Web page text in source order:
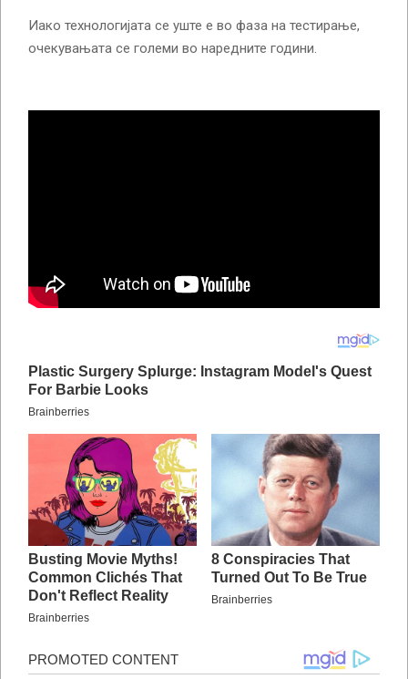
Иако технологијата се уште е во фаза на тестирање,
очекувањата се големи во наредните години.